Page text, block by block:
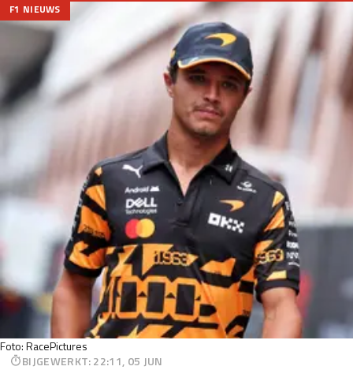
Foto: RacePictures
F1 NIEUWS
BIJGEWERKT:22:11, 05 JUN